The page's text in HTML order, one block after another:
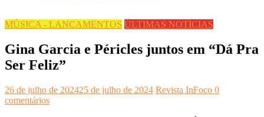
MÚSICA - LANÇAMENTOS ÚLTIMAS NOTÍCIAS
Gina Garcia e Péricles juntos em “Dá Pra
Ser Feliz”
26 de julho de 202425 de julho de 2024 Revista InFoco 0
comentários